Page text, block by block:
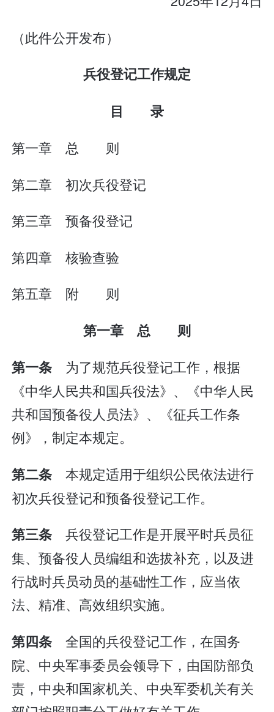
（此件公开发布）
兵役登记工作规定
目 录
第一章 总 则
第二章 初次兵役登记
第三章 预备役登记
第四章 核验查验
第五章 附 则
第一章 总 则
第一条 为了规范兵役登记工作，根据
《中华人民共和国兵役法》、《中华人民
共和国预备役人员法》、《征兵工作条
例》，制定本规定。
第二条本规定适用于组织公民依法进行
初次兵役登记和预备役登记工作。
第三条兵役登记工作是开展平时兵员征
集、预备役人员编组和选拔补充，以及进
行战时兵员动员的基础性工作，应当依
法、精准、高效组织实施。
第四条全国的兵役登记工作，在国务
院、中央军事委员会领导下，由国防部负
责，中央和国家机关、中央军委机关有关